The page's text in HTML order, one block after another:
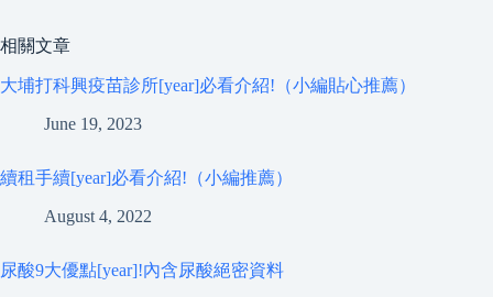
相關文章
大埔打科興疫苗診所[year]必看介紹!（小編貼心推薦）
June 19, 2023
續租手續[year]必看介紹!（小編推薦）
August 4, 2022
尿酸9大優點[year]!內含尿酸絕密資料